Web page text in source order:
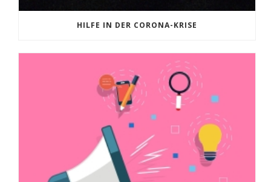
HILFE IN DER CORONA-KRISE